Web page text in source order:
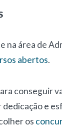
na área de
abertos.
conseguir
e
os